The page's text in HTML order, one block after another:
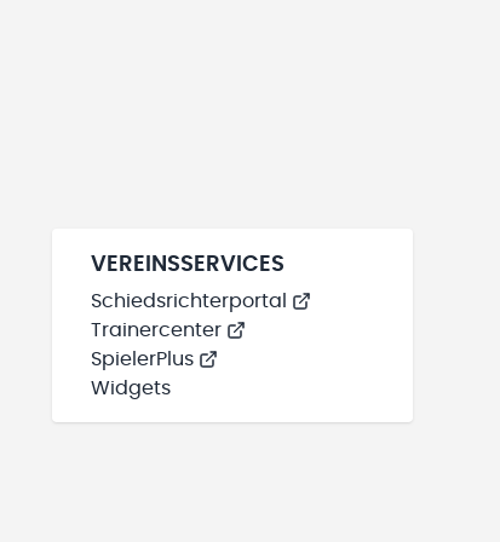
VEREINSSERVICES
Schiedsrichterportal
Trainercenter
SpielerPlus
Widgets